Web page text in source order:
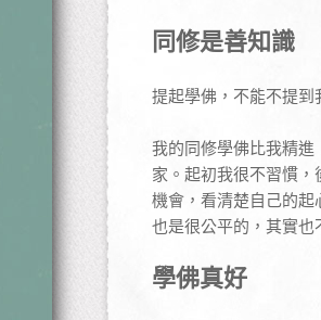
同修是善知識
提起學佛，不能不提到
我的同修學佛比我精
家。起初我很不習慣
機會，看清楚自己的
也是很公平的，其實也
學佛真好